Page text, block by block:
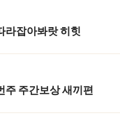
라잡아봐랏 히힛
주 주간보상 새끼편